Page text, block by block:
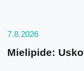
7.8.2026
Mielipide: